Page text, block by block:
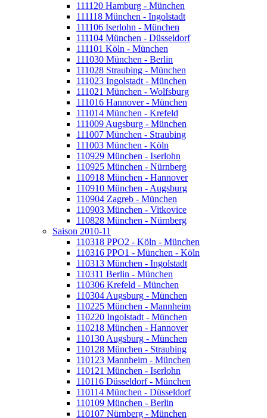
111120 Hamburg - München
111118 München - Ingolstadt
111106 Iserlohn - München
111104 München - Düsseldorf
111101 Köln - München
111030 München - Berlin
111028 Straubing - München
111023 Ingolstadt - München
111021 München - Wolfsburg
111016 Hannover - München
111014 München - Krefeld
111009 Augsburg - München
111007 München - Straubing
111003 München - Köln
110929 München - Iserlohn
110925 München - Nürnberg
110918 München - Hannover
110910 München - Augsburg
110904 Zagreb - München
110903 München - Vitkovice
110828 München - Nürnberg
Saison 2010-11
110318 PPO2 - Köln - München
110316 PPO1 - München - Köln
110313 München - Ingolstadt
110311 Berlin - München
110306 Krefeld - München
110304 Augsburg - München
110225 München - Mannheim
110220 Ingolstadt - München
110218 München - Hannover
110130 Augsburg - München
110128 München - Straubing
110123 Mannheim - München
110121 München - Iserlohn
110116 Düsseldorf - München
110114 München - Düsseldorf
110109 München - Berlin
110107 Nürnberg - München